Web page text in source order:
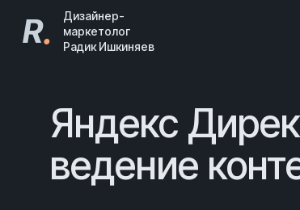
R.
Дизайнер-
маркетолог
Радик Ишкиняев
Яндекс
ведение